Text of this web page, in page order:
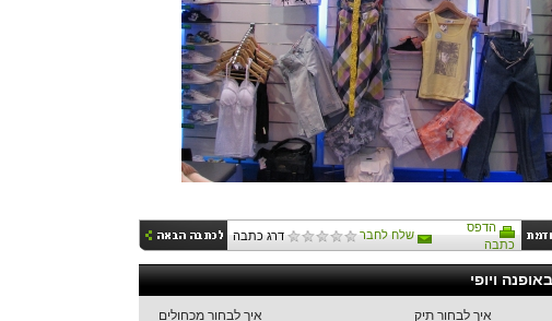
הדפס
כתבה
שלח לחבר דרג כתבה
ויופי
איך לבחור תיק איך לבחור מכחולים